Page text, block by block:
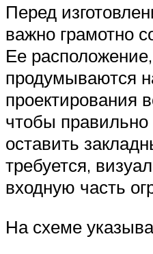
Перед
важно грамотно
Ее
продумываются
проектирования
чтобы
оставить
требуется,
входную часть
На схеме